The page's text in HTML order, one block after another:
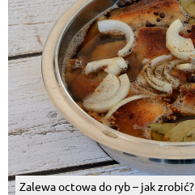
Zalewa octowa do ryb – jak zrobić?